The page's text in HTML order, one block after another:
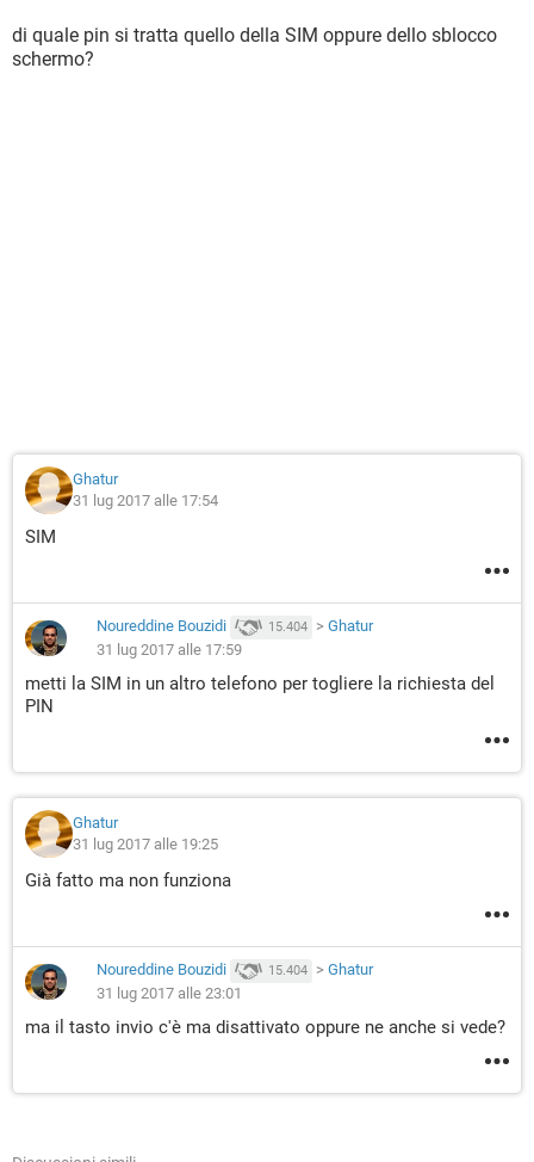
di quale pin si tratta quello della SIM oppure dello sblocco
schermo?
Ghatur
31 lug 2017 alle 17:54
SIM
Noureddine Bouzidi 15.404 > Ghatur
31 lug 2017 alle 17:59
metti la SIM in un altro telefono per togliere la richiesta del
PIN
Ghatur
31 lug 2017 alle 19:25
Già fatto ma non funziona
Noureddine Bouzidi 15.404 > Ghatur
31 lug 2017 alle 23:01
ma il tasto invio c'è ma disattivato oppure ne anche si vede?